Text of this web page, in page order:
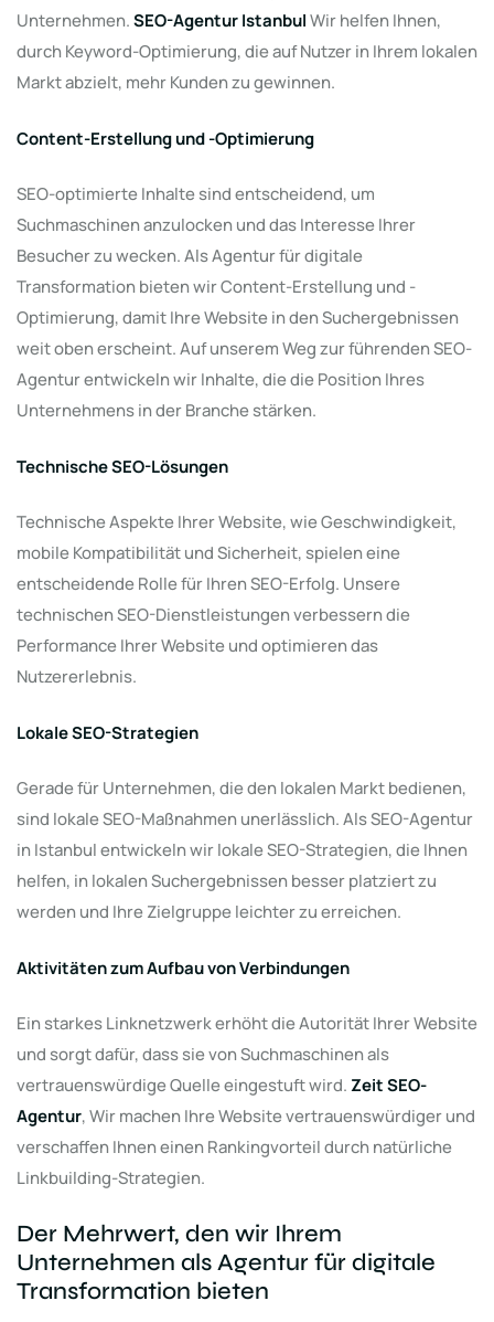
Unternehmen.SEO-Agentur IstanbulWir helfen Ihnen,
durch Keyword-Optimierung, die auf Nutzer in Ihrem lokalen
Markt abzielt, mehr Kunden zu gewinnen.
Content-Erstellung und -Optimierung
SEO-optimierte Inhalte sind entscheidend, um
Suchmaschinen anzulocken und das Interesse Ihrer
Besucher zu wecken. Als Agentur für digitale
Transformation bieten wir Content-Erstellung und -
Optimierung, damit Ihre Website in den Suchergebnissen
weit oben erscheint. Auf unserem Weg zur führenden SEO-
Agentur entwickeln wir Inhalte, die die Position Ihres
Unternehmens in der Branche stärken.
Technische SEO-Lösungen
Technische Aspekte Ihrer Website, wie Geschwindigkeit,
mobile Kompatibilität und Sicherheit, spielen eine
entscheidende Rolle für Ihren SEO-Erfolg. Unsere
technischen SEO-Dienstleistungen verbessern die
Performance Ihrer Website und optimieren das
Nutzererlebnis.
Lokale SEO-Strategien
Gerade für Unternehmen, die den lokalen Markt bedienen,
sind lokale SEO-Maßnahmen unerlässlich. Als SEO-Agentur
in Istanbul entwickeln wir lokale SEO-Strategien, die Ihnen
helfen, in lokalen Suchergebnissen besser platziert zu
werden und Ihre Zielgruppe leichter zu erreichen.
Aktivitäten zum Aufbau von Verbindungen
Ein starkes Linknetzwerk erhöht die Autorität Ihrer Website
und sorgt dafür, dass sie von Suchmaschinen als
vertrauenswürdige Quelle eingestuft wird.Zeit SEO-
Agentur, Wir machen Ihre Website vertrauenswürdiger und
verschaffen Ihnen einen Rankingvorteil durch natürliche
Linkbuilding-Strategien.
Der Mehrwert, den wir Ihrem
Unternehmen als Agentur für digitale
Transformation bieten